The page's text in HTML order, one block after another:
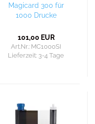
Magicard 300 für
1000 Drucke
101,00 EUR
Art.Nr.: MC1000SI
Lieferzeit: 3-4 Tage